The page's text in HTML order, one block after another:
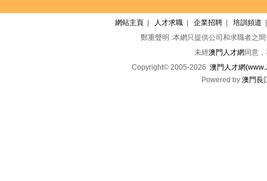
網站主頁 人才求職 企業招聘 培訓頻道
鄭重聲明 :本網只提供公司和求職者之
未經澳門人才網 同意
Copyright© 2005-2026 澳門人才網
Powered by 澳門長